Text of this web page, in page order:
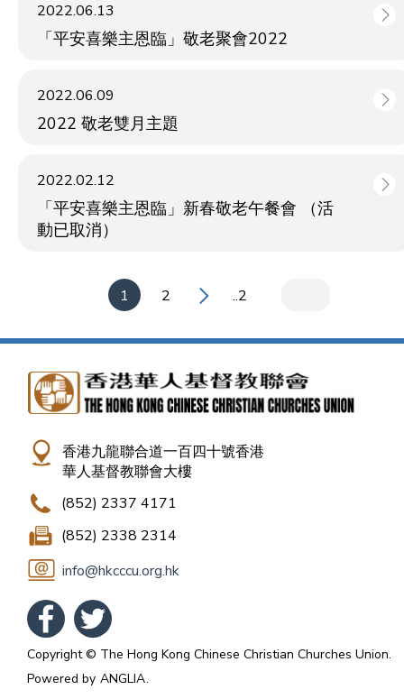
2022.06.13
「平安喜樂主恩臨」敬老聚會2022
2022.06.09
2022 敬老雙月主題
2022.02.12
「平安喜樂主恩臨」新春敬老午餐會 （活
動已取消）
1 2 ..2
香港九龍聯合道一百四十號香港
華人基督教聯會大樓
(852) 2337 4171
(852) 2338 2314
info@hkcccu.org.hk
Copyright © The Hong Kong Chinese Christian Churches Union.
Powered by ANGLIA.